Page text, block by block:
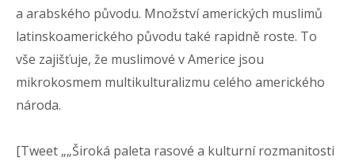
a arabského původu. Množství amerických muslimů
latinskoamerického původu také rapidně roste. To
vše zajišťuje, že muslimové v Americe jsou
mikrokosmem multikulturalizmu celého amerického
národa.
[Tweet „„Široká paleta rasové a kulturní rozmanitosti